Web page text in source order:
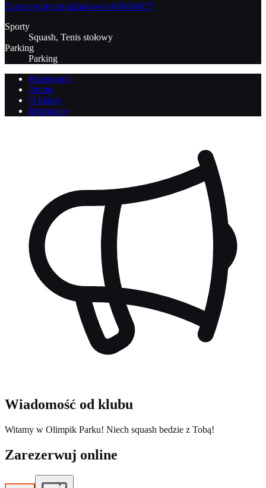
Zarezerwuj terminZadzwoń 669464177
Sporty
Squash, Tenis stołowy
Parking
Parking
Rezerwacja
Opinie
O klubie
Informacje
Wiadomość od klubu
Witamy w Olimpik Parku! Niech squash bedzie z Tobą!
Zarezerwuj online